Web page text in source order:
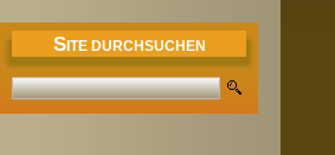
SITE DURCHSUCHEN